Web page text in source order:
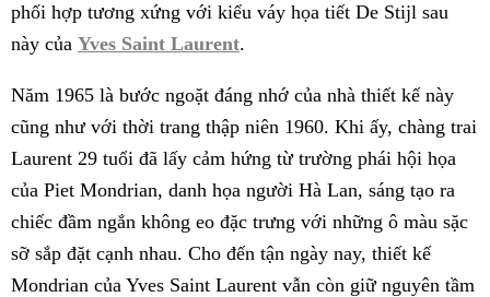
phối hợp tương xứng với kiểu váy họa tiết De Stijl sau
này của Yves Saint Laurent.
Năm 1965 là bước ngoặt đáng nhớ của nhà thiết kế này
cũng như với thời trang thập niên 1960. Khi ấy, chàng trai
Laurent 29 tuổi đã lấy cảm hứng từ trường phái hội họa
của Piet Mondrian, danh họa người Hà Lan, sáng tạo ra
chiếc đầm ngắn không eo đặc trưng với những ô màu sặc
sỡ sắp đặt cạnh nhau. Cho đến tận ngày nay, thiết kế
Mondrian của Yves Saint Laurent vẫn còn giữ nguyên tầm